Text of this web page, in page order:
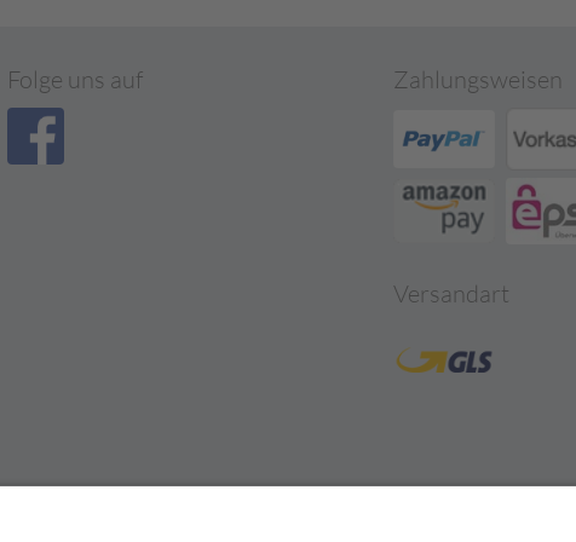
Folge uns auf Zahlungsweisen
Versandart